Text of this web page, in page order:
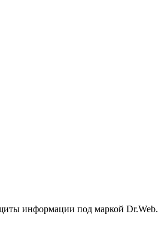
информации под маркой Dr.Web.